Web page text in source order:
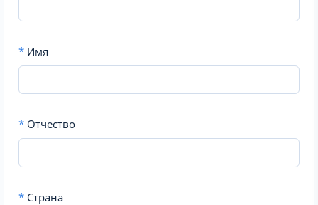
* Имя
* Отчество
* Страна